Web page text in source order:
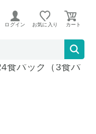
ログイン お気に入り
のおいしいごはん
食パック（3食パ